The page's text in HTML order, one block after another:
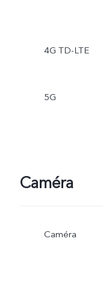
4G TD-LTE
5G
Caméra
Caméra